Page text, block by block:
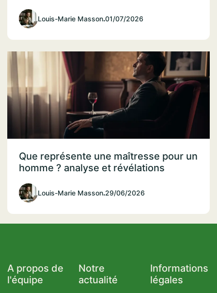
Louis-Marie Masson.01/07/2026
Que représente une maîtresse pour un
homme ? analyse et révélations
Louis-Marie Masson.29/06/2026
A propos de
l'équipe
Notre
actualité
Informations
légales